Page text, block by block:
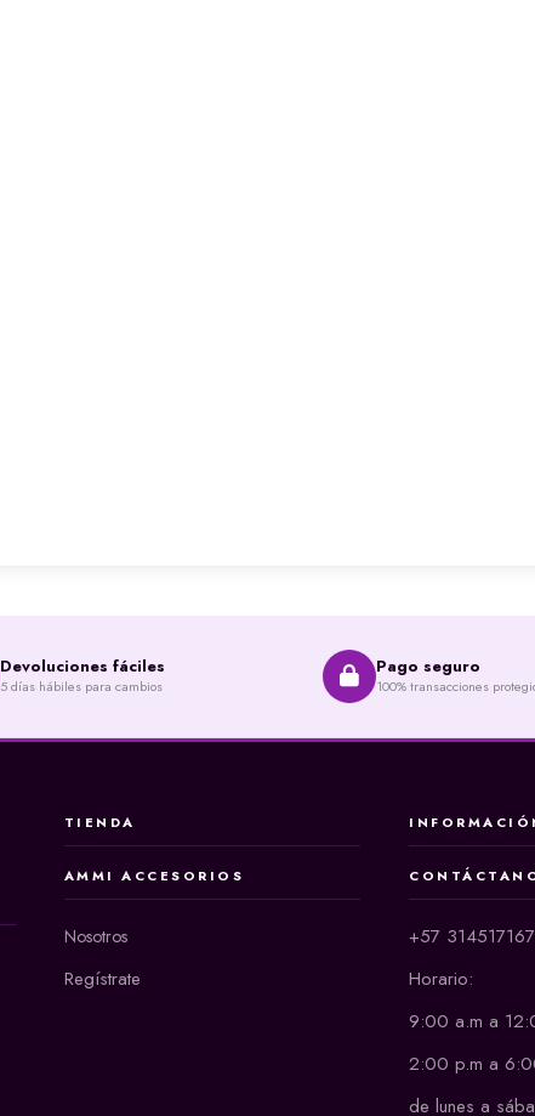
Devoluciones fáciles
5 días hábiles para cambios
Pago seguro
100% transacciones
TIENDA
AMMI ACCESORIOS
Nosotros
Regístrate
+57
Horario:
9:00 a.m a
2:00 p.m a
de lunes a